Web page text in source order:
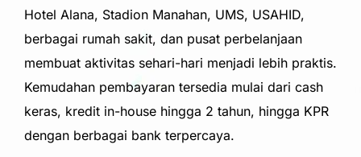
Hotel Alana, Stadion Manahan, UMS, USAHID,
berbagai rumah sakit, dan pusat perbelanjaan
membuat aktivitas sehari-hari menjadi lebih praktis.
Kemudahan pembayaran tersedia mulai dari cash
keras, kredit in-house hingga 2 tahun, hingga KPR
dengan berbagai bank terpercaya.